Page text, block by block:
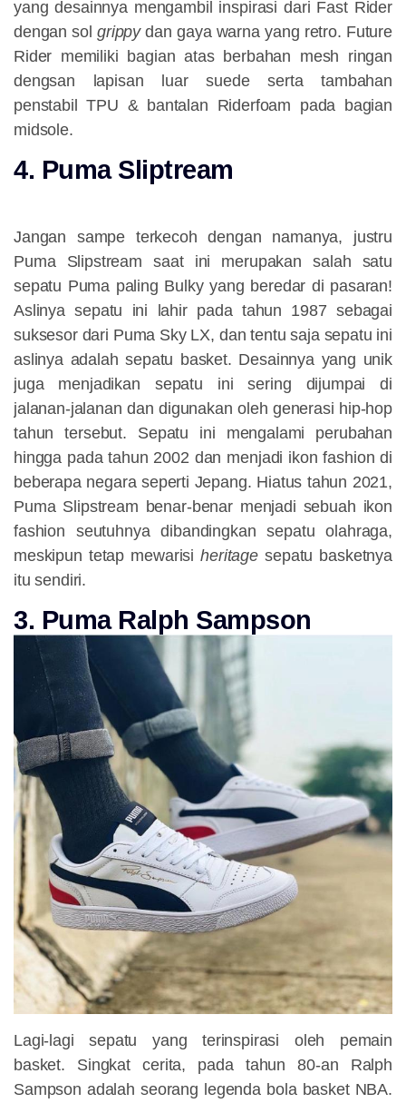
yang desainnya mengambil inspirasi dari Fast Rider
dengan solgrippydan gaya warna yang retro. Future
Rider memiliki bagian atas berbahan mesh ringan
dengsan lapisan luar suede serta tambahan
penstabil TPU & bantalan Riderfoam pada bagian
midsole.
4. Puma Sliptream
Jangan sampe terkecoh dengan namanya, justru
Puma Slipstream saat ini merupakan salah satu
sepatu Puma paling Bulky yang beredar di pasaran!
Aslinya sepatu ini lahir pada tahun 1987 sebagai
suksesor dari Puma Sky LX, dan tentu saja sepatu ini
aslinya adalah sepatu basket. Desainnya yang unik
juga menjadikan sepatu ini sering dijumpai di
jalanan-jalanan dan digunakan oleh generasi hip-hop
tahun tersebut. Sepatu ini mengalami perubahan
hingga pada tahun 2002 dan menjadi ikon fashion di
beberapa negara seperti Jepang. Hiatus tahun 2021,
Puma Slipstream benar-benar menjadi sebuah ikon
fashion seutuhnya dibandingkan sepatu olahraga,
meskipun tetap mewarisiheritagesepatu basketnya
itu sendiri.
3. Puma Ralph Sampson
Lagi-lagi sepatu yang terinspirasi oleh pemain
basket. Singkat cerita, pada tahun 80-an Ralph
Sampson adalah seorang legenda bola basket NBA.